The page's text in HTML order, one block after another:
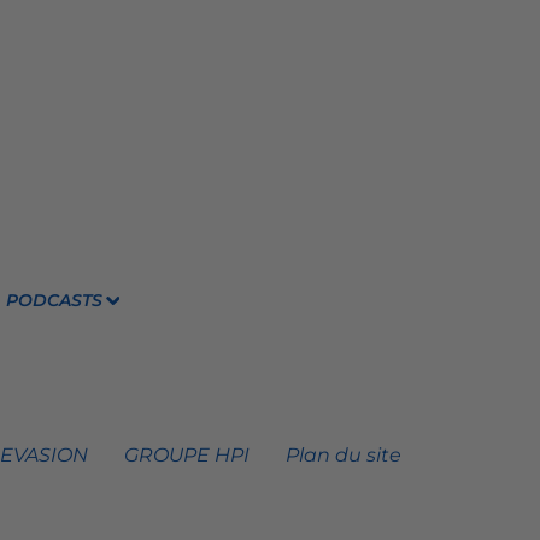
PODCASTS
GROUPE HPI Plan du site